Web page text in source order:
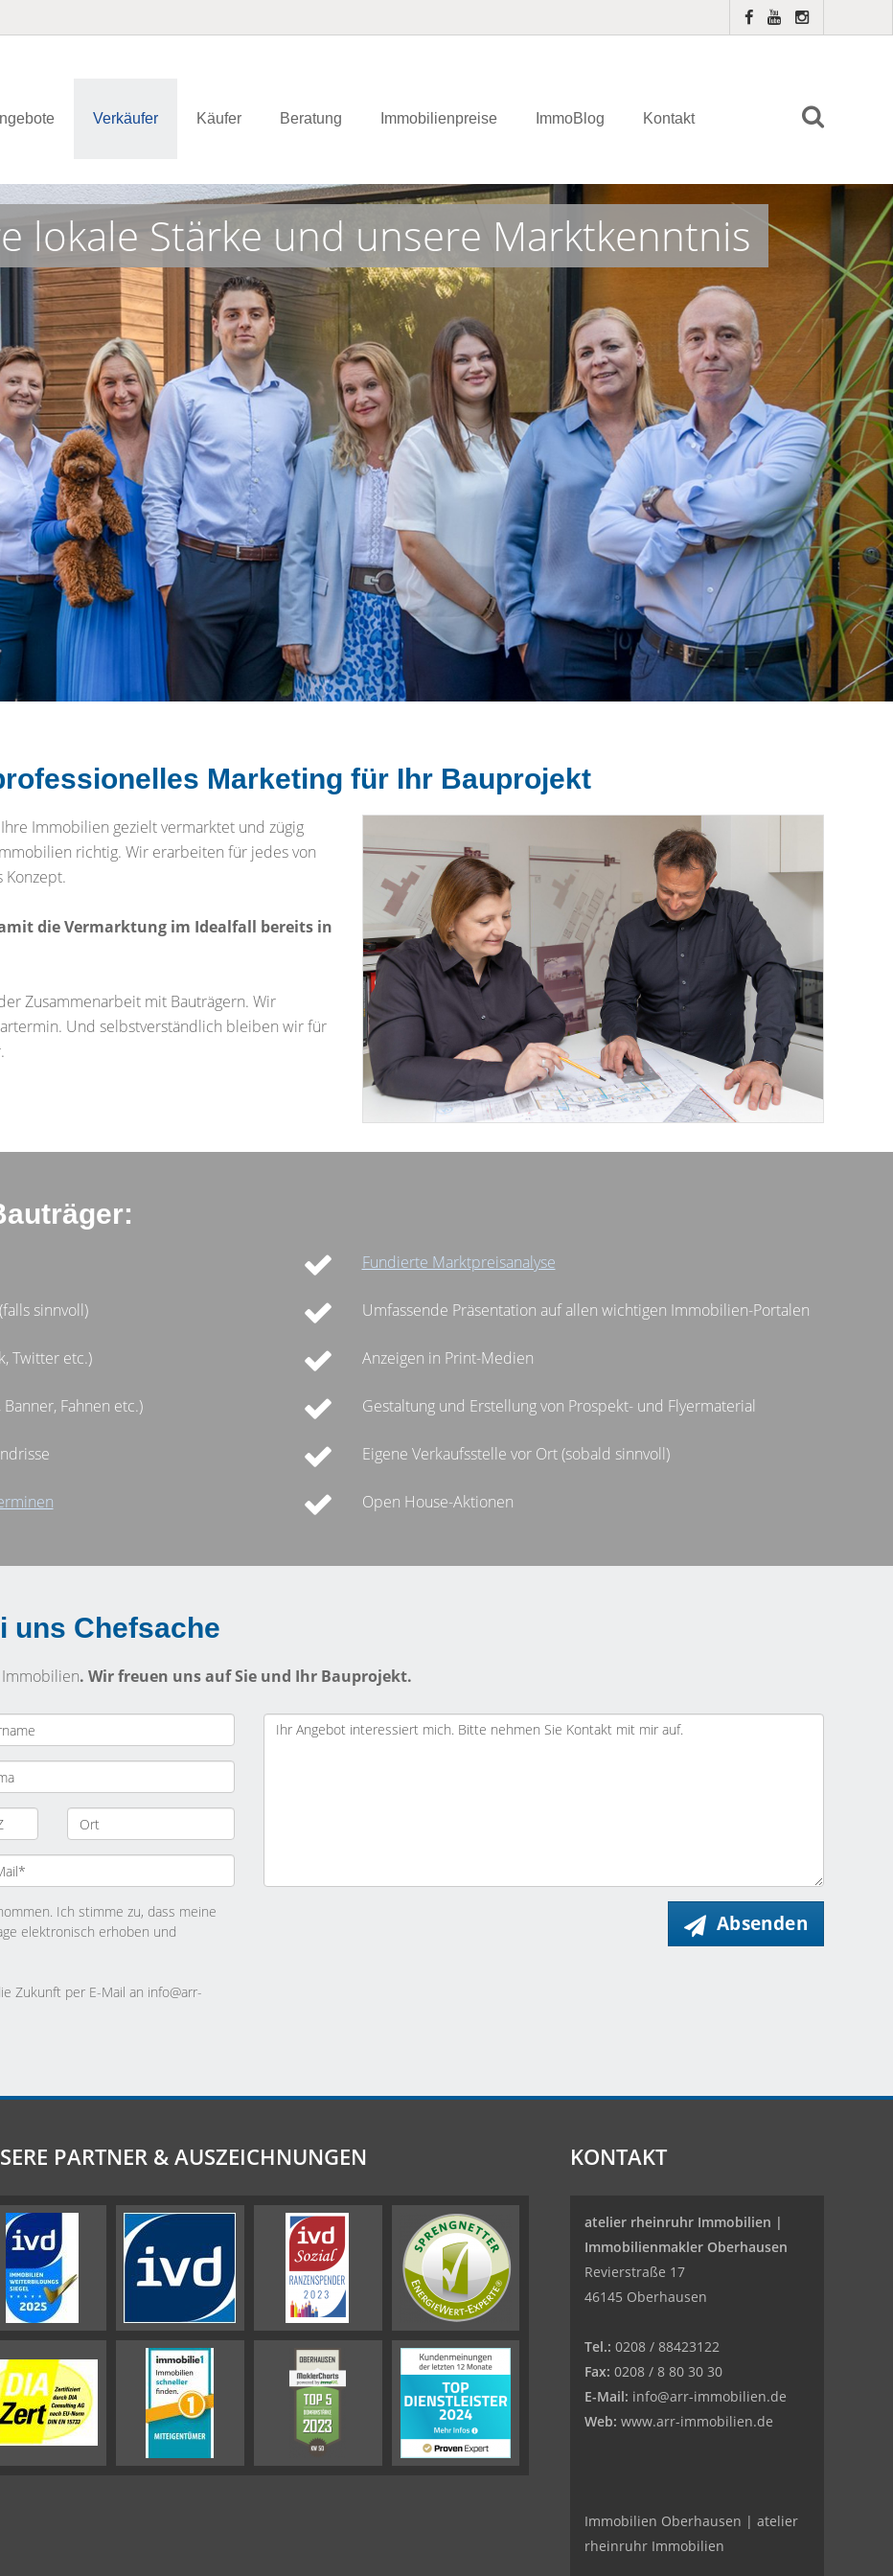
Verkäufer Käufer Beratung Immobilienpreise ImmoBlog Kontakt
lokale Stärke und unsere Marktkenntnis
Marketing für Ihr Bauprojekt
Immobilien gezielt vermarktet und zügig
richtig. Wir erarbeiten für jedes von
die Vermarktung im Idealfall bereits in
Zusammenarbeit mit Bauträgern. Wir
Und selbstverständlich bleiben wir für
Fundierte Marktpreisanalyse
sinnvoll) Umfassende Präsentation auf allen wichtigen Immobilien-Portalen
Twitter etc.) Anzeigen in Print-Medien
Fahnen etc.) Gestaltung und Erstellung von Prospekt- und Flyermaterial
Eigene Verkaufsstelle vor Ort (sobald sinnvoll)
Open House-Aktionen
uns Chefsache
. Wir freuen uns auf Sie und Ihr Bauprojekt.
Ich stimme zu, dass meine
elektronisch erhoben und
Zukunft per E-Mail an info@arr-
Absenden
PARTNER & AUSZEICHNUNGEN KONTAKT
atelier rheinruhr Immobilien |
Immobilienmakler Oberhausen
Revierstraße 17
46145 Oberhausen
Tel.: 0208 / 88423122
Fax: 0208 / 8 80 30 30
E-Mail: info@arr-immobilien.de
Web: www.arr-immobilien.de
Immobilien Oberhausen | atelier
rheinruhr Immobilien